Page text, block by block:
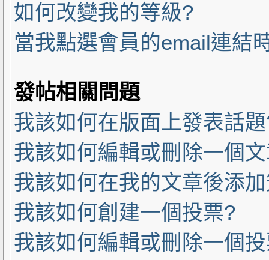
如何改變我的等級?
當我點選會員的email連結
發帖相關問題
我該如何在版面上發表話
我該如何編輯或刪除一個
我該如何在我的文章後添
我該如何創建一個投票?
我該如何編輯或刪除一個